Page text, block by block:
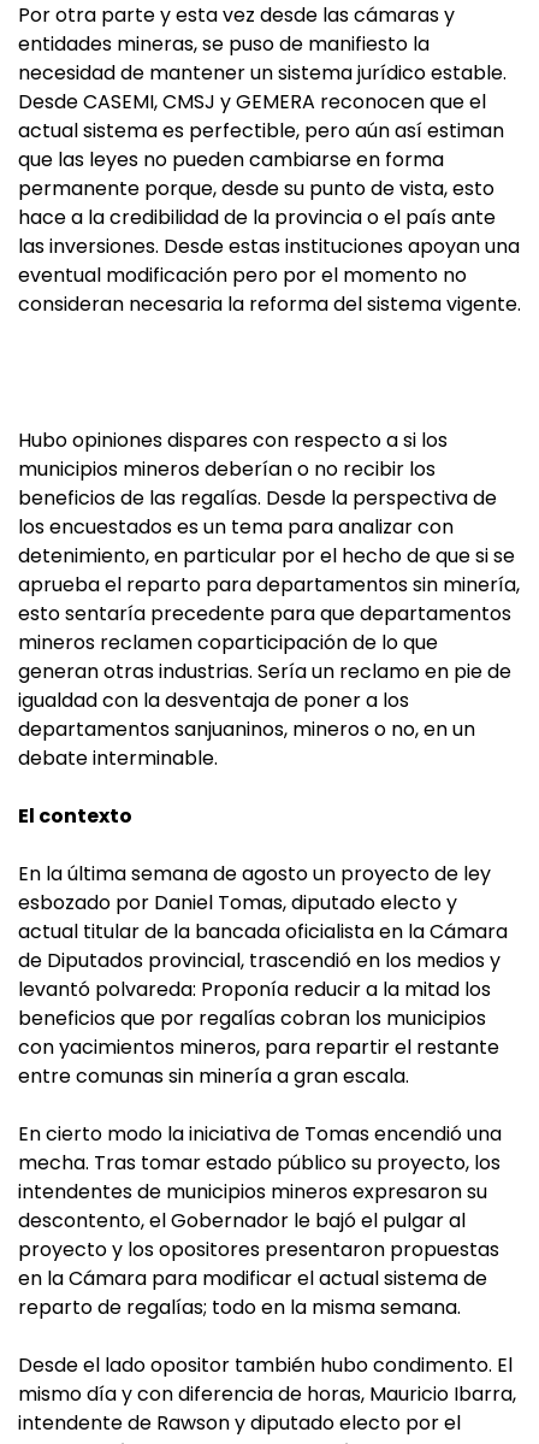
Por otra parte y esta vez desde las cámaras y
entidades mineras, se puso de manifiesto la
necesidad de mantener un sistema jurídico estable.
Desde CASEMI, CMSJ y GEMERA reconocen que el
actual sistema es perfectible, pero aún así estiman
que las leyes no pueden cambiarse en forma
permanente porque, desde su punto de vista, esto
hace a la credibilidad de la provincia o el país ante
las inversiones. Desde estas instituciones apoyan una
eventual modificación pero por el momento no
consideran necesaria la reforma del sistema vigente.
Hubo opiniones dispares con respecto a si los
municipios mineros deberían o no recibir los
beneficios de las regalías. Desde la perspectiva de
los encuestados es un tema para analizar con
detenimiento, en particular por el hecho de que si se
aprueba el reparto para departamentos sin minería,
esto sentaría precedente para que departamentos
mineros reclamen coparticipación de lo que
generan otras industrias. Sería un reclamo en pie de
igualdad con la desventaja de poner a los
departamentos sanjuaninos, mineros o no, en un
debate interminable.
El contexto
En la última semana de agosto un proyecto de ley
esbozado por Daniel Tomas, diputado electo y
actual titular de la bancada oficialista en la Cámara
de Diputados provincial, trascendió en los medios y
levantó polvareda: Proponía reducir a la mitad los
beneficios que por regalías cobran los municipios
con yacimientos mineros, para repartir el restante
entre comunas sin minería a gran escala.
En cierto modo la iniciativa de Tomas encendió una
mecha. Tras tomar estado público su proyecto, los
intendentes de municipios mineros expresaron su
descontento, el Gobernador le bajó el pulgar al
proyecto y los opositores presentaron propuestas
en la Cámara para modificar el actual sistema de
reparto de regalías; todo en la misma semana.
Desde el lado opositor también hubo condimento. El
mismo día y con diferencia de horas, Mauricio Ibarra,
intendente de Rawson y diputado electo por el